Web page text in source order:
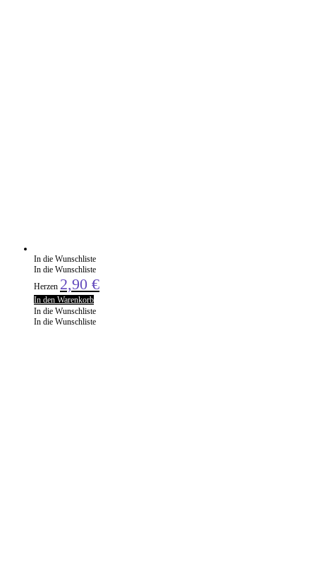
In die Wunschliste
In die Wunschliste
Herzen 2,90 €
In den Warenkorb
In die Wunschliste
In die Wunschliste